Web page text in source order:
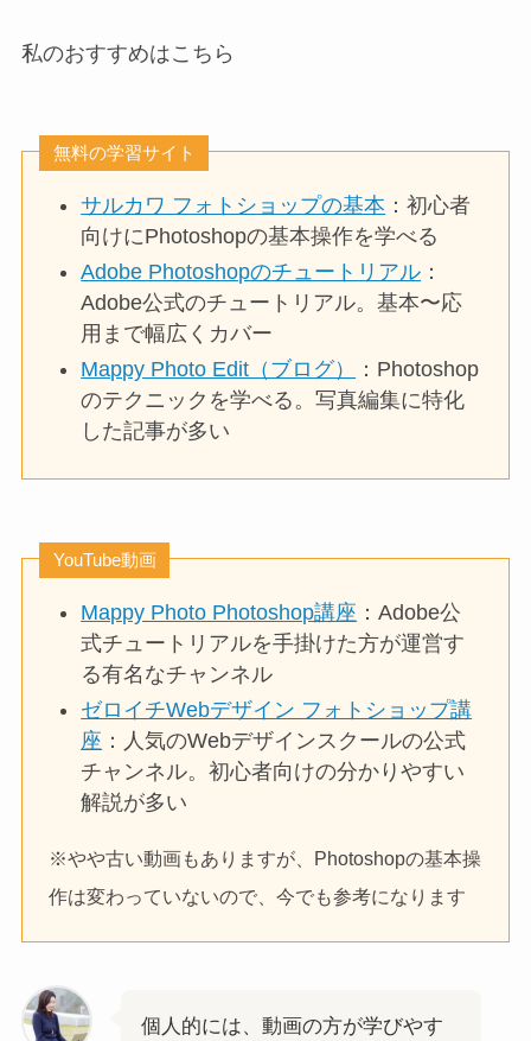
私のおすすめはこちら
無料の学習サイト
サルカワ フォトショップの基本 ：初心者
向けにPhotoshopの基本操作を学べる
Adobe Photoshopのチュートリアル ：
Adobe公式のチュートリアル。基本〜応
用まで幅広くカバー
Mappy Photo Edit（ブログ）
：Photoshop
のテクニックを学べる。写真編集に特化
した記事が多い
YouTube動画
Mappy Photo Photoshop講座 ：Adobe公
式チュートリアルを手掛けた方が運営す
る有名なチャンネル
ゼロイチWebデザイン フォトショップ講
座 ：人気のWebデザインスクールの公式
チャンネル。初心者向けの分かりやすい
解説が多い
※やや古い動画もありますが、Photoshopの基本操
作は変わっていないので、今でも参考になります
個人的には、動画の方が学びやす